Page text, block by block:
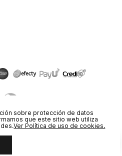
S.A. TODOS LOS DERECHOS
sobre protección de datos
que este sitio web utiliza
Ver Política de uso de cookies.